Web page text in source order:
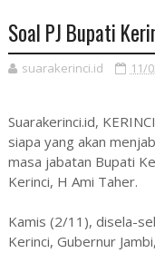
Soal PJ Bupati
suarakerinci.id 11/
Suarakerinci.id,
siapa yang akan
masa jabatan Bupati
Kerinci, H Ami Taher.
Kamis (2/11), disela-
Kerinci, Gubernur